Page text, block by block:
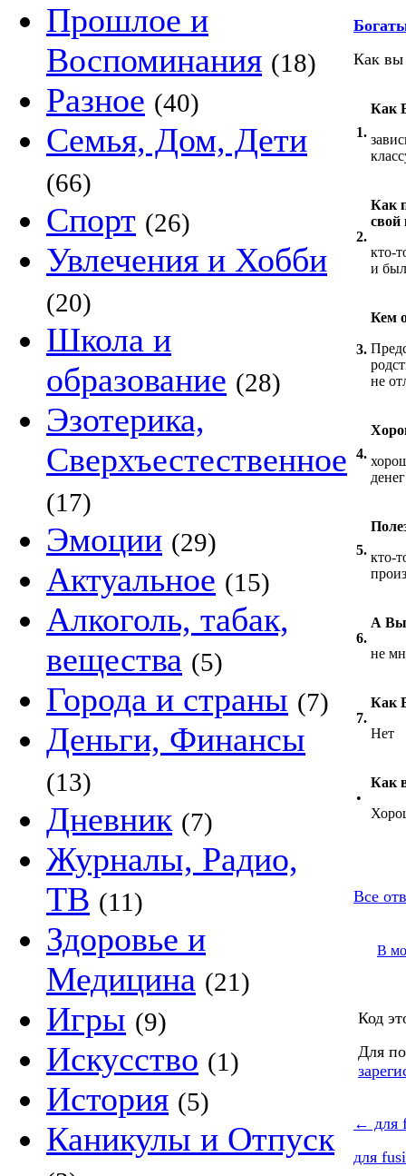
Прошлое и
Воспоминания (18)
Разное (40)
Семья, Дом, Дети
(66)
Спорт (26)
Увлечения и Хобби
(20)
Школа и
образование (28)
Эзотерика,
Сверхъестественное
(17)
Эмоции (29)
Актуальное (15)
Алкоголь, табак,
вещества (5)
Города и страны (7)
Деньги, Финансы
(13)
Дневник (7)
Журналы, Радио,
ТВ (11)
Здоровье и
Медицина (21)
Игры (9)
Искусство (1)
История (5)
Каникулы и Отпуск
Как вы
1.
Как
2.
Как
свой
кто-
и был
3.
Кем
не
4.
5. кто-
6.
А Вы
не
7.
Как
Нет
•
Как
Все
В
Код
Для
← для
для